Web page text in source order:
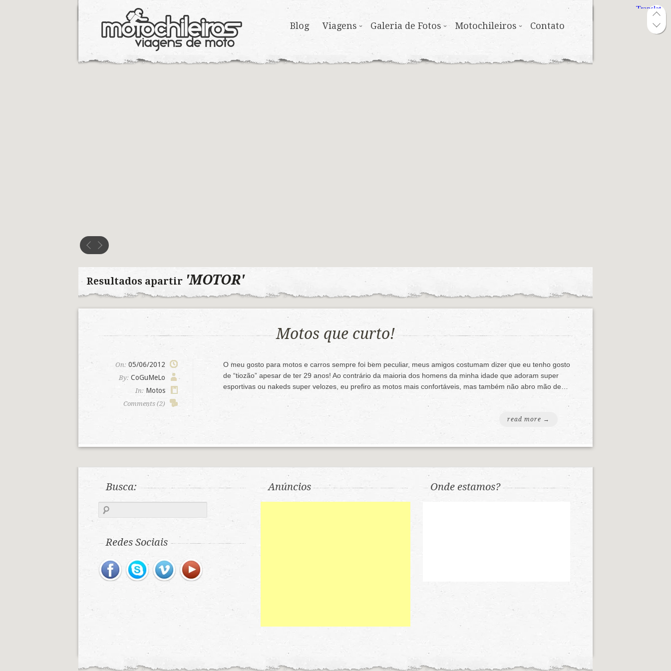
Blog Viagens Galeria de Fotos Motochileiros Contato
Resultados apartir 'MOTOR'
Motos que curto!
On: 05/06/2012
By: CoGuMeLo
In: Motos
Comments (2)
O meu gosto para motos e carros sempre foi bem peculiar, meus amigos costumam dizer que eu tenho gosto
de “tiozão” apesar de ter 29 anos! Ao contrário da maioria dos homens da minha idade que adoram super
esportivas ou nakeds super velozes, eu prefiro as motos mais confortáveis, mas também não abro mão de…
read more →
Busca:
Redes Sociais
Anúncios Onde estamos?